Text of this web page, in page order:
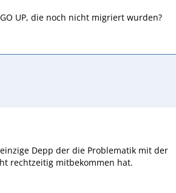
UP, die noch nicht migriert wurden?
Depp der die Problematik mit der
rechtzeitig mitbekommen hat.